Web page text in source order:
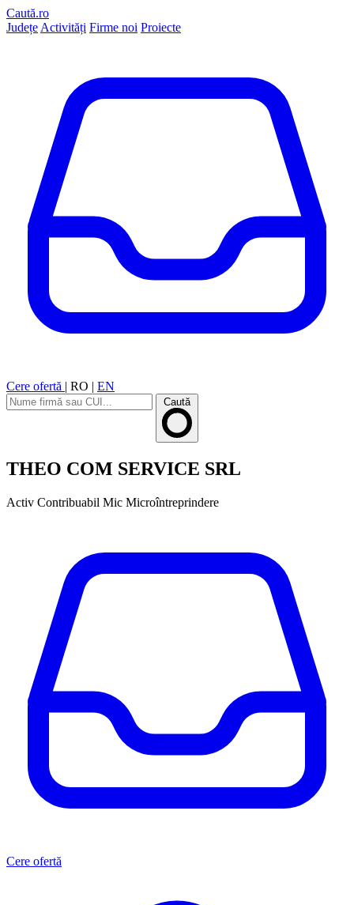
Caută.ro
Județe Activități Firme noi Proiecte
Cere ofertă | RO | EN
Caută
THEO COM SERVICE SRL
Activ Contribuabil Mic Microîntreprindere
Cere ofertă